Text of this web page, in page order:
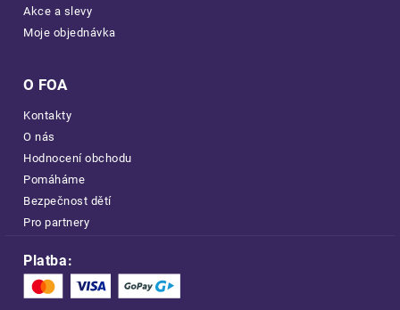
Akce a slevy
Moje objednávka
O FOA
Kontakty
O nás
Hodnocení obchodu
Pomáháme
Bezpečnost dětí
Pro partnery
Platba: